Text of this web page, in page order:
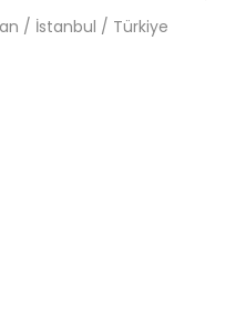
/ İstanbul / Türkiye